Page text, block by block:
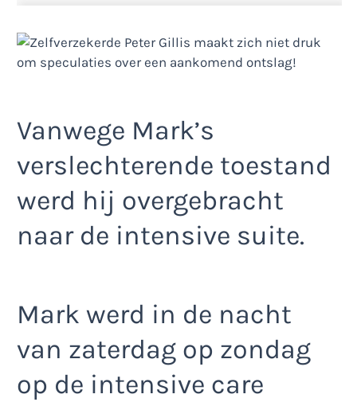
Vanwege Mark’s
verslechterende toestand
werd hij overgebracht
naar de intensive suite.
Mark werd in de nacht
van zaterdag op zondag
op de intensive care